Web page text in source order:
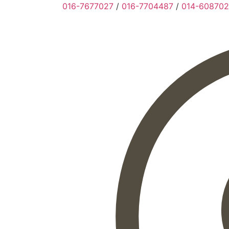
016-7677027 / 016-7704487 / 014-